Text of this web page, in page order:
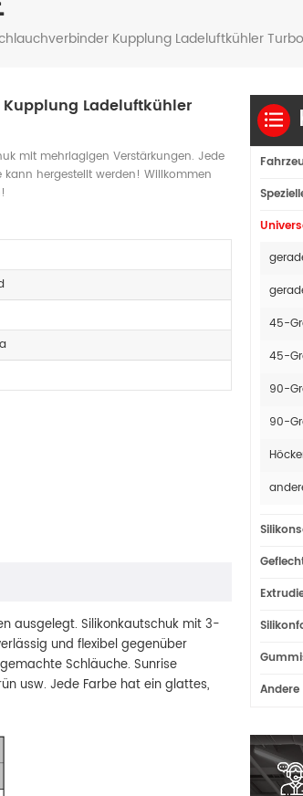
Kupplung Ladeluftkühler
Ladeluftkühler
mit mehrlagigen Verstärkungen. Jede
kann hergestellt werden! Willkommen
ausgelegt. Silikonkautschuk mit 3-
und flexibel gegenüber
Schläuche. Sunrise
usw. Jede Farbe hat ein glattes,
45-
45-
90-
90-